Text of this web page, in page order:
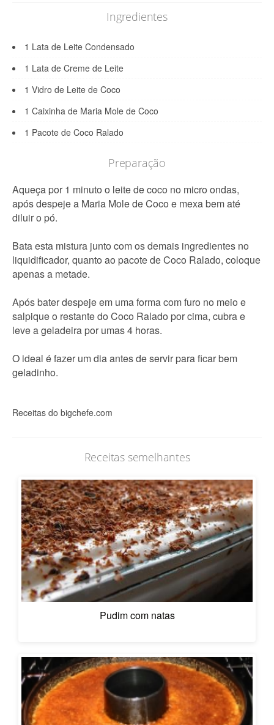
Ingredientes
1 Lata de Leite Condensado
1 Lata de Creme de Leite
1 Vidro de Leite de Coco
1 Caixinha de Maria Mole de Coco
1 Pacote de Coco Ralado
Preparação
Aqueça por 1 minuto o leite de coco no micro ondas,
após despeje a Maria Mole de Coco e mexa bem até
diluir o pó.
Bata esta mistura junto com os demais ingredientes no
liquidificador, quanto ao pacote de Coco Ralado, coloque
apenas a metade.
Após bater despeje em uma forma com furo no meio e
salpique o restante do Coco Ralado por cima, cubra e
leve a geladeira por umas 4 horas.
O ideal é fazer um dia antes de servir para ficar bem
geladinho.
Receitas do bigchefe.com
Receitas semelhantes
Pudim com natas